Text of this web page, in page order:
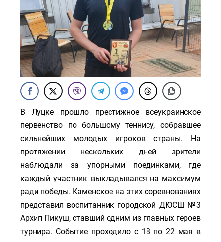
В Луцке прошло престижное всеукраинское
первенство по большому теннису, собравшее
сильнейших молодых игроков страны. На
протяжении нескольких дней зрители
наблюдали за упорными поединками, где
каждый участник выкладывался на максимум
ради победы. Каменское на этих соревнованиях
представил воспитанник городской ДЮСШ №3
Архип Пикуш, ставший одним из главных героев
турнира. Событие проходило с 18 по 22 мая в